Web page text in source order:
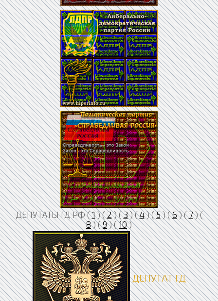
ДЕПУТАТЫ ГД РФ (1) (2) (3) (4) (5) (6) (7) (
8) (9) (10)
ДЕПУТАТ ГД